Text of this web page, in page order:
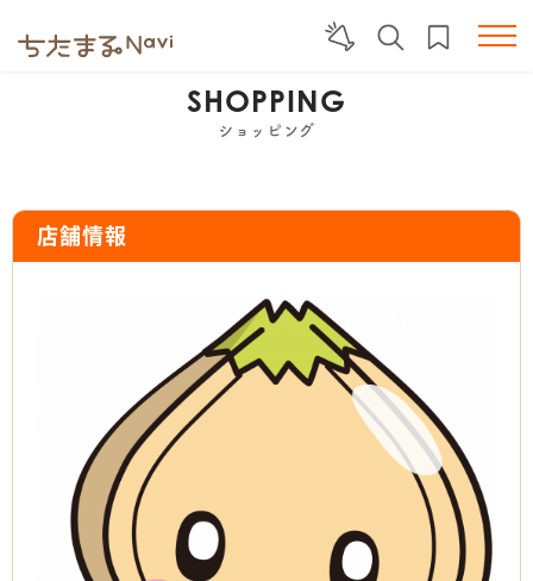
SHOPPING
ショッピング
店舗情報